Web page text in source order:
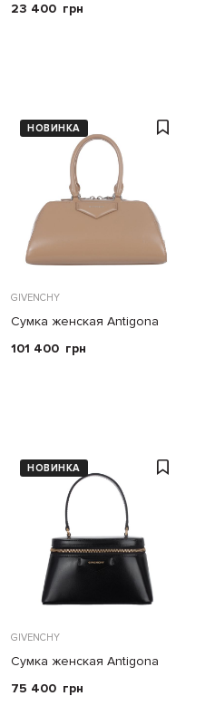
23 400 грн
НОВИНКА
GIVENCHY
Сумка женская Antigona
East-West
101 400 грн
НОВИНКА
GIVENCHY
Сумка женская Antigona
Vanity
75 400 грн